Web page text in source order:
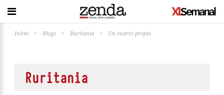
Inicio > Blogs > Ruritania > Un cuarto propio
Ruritania